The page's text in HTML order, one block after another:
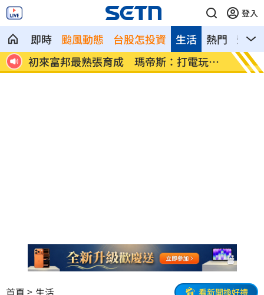
登入
即時 颱風動態 台股怎投資 熱門 影音
生活
用
車站、農場廁所裝針孔 台鐵司機成偷拍
狼
下週
鍵
看新聞換好禮